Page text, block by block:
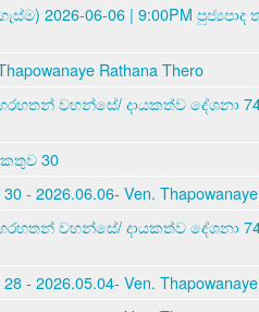
2026-06-06 | 9:00PM
Rathana Thero
වහන්සේ/ දායකත්ව දේශනා 74-
30
Ven. Thapowanaye
වහන්සේ/ දායකත්ව දේශනා 74-
Ven. Thapowanaye